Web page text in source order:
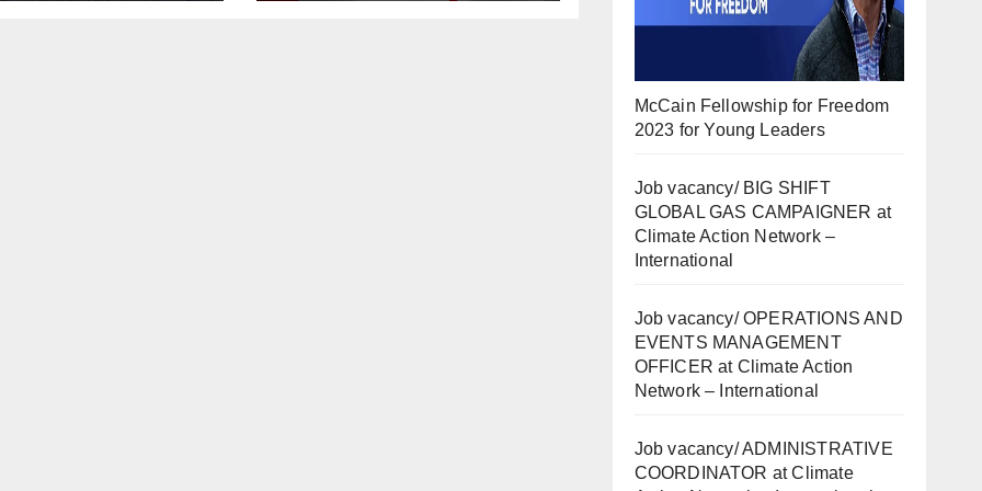
McCain Fellowship for Freedom
2023 for Young Leaders
Job vacancy/ BIG SHIFT
GLOBAL GAS CAMPAIGNER at
Climate Action Network –
International
Job vacancy/ OPERATIONS AND
EVENTS MANAGEMENT
OFFICER at Climate Action
Network – International
Job vacancy/ ADMINISTRATIVE
COORDINATOR at Climate